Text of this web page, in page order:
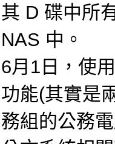
其 D 碟中所
NAS 中。
6月1日，使
功能(其實是
務組的公務